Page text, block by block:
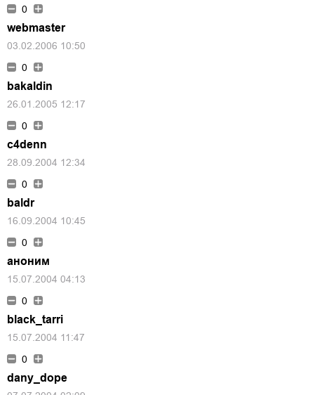
0
webmaster
03.02.2006 10:50
0
bakaldin
26.01.2005 12:17
0
c4denn
28.09.2004 12:34
0
baldr
16.09.2004 10:45
0
аноним
15.07.2004 04:13
0
black_tarri
15.07.2004 11:47
0
dany_dope